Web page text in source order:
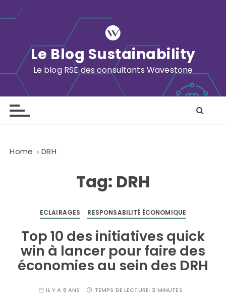
k
o
Le Blog Sustainability
Le blog RSE des consultants Wavestone
Home DRH
Tag: DRH
ECLAIRAGES RESPONSABILITÉ ÉCONOMIQUE
Top 10 des initiatives quick
win à lancer pour faire des
économies au sein des DRH
IL Y A 6 ANS TEMPS DE LECTURE: 3 MINUTES